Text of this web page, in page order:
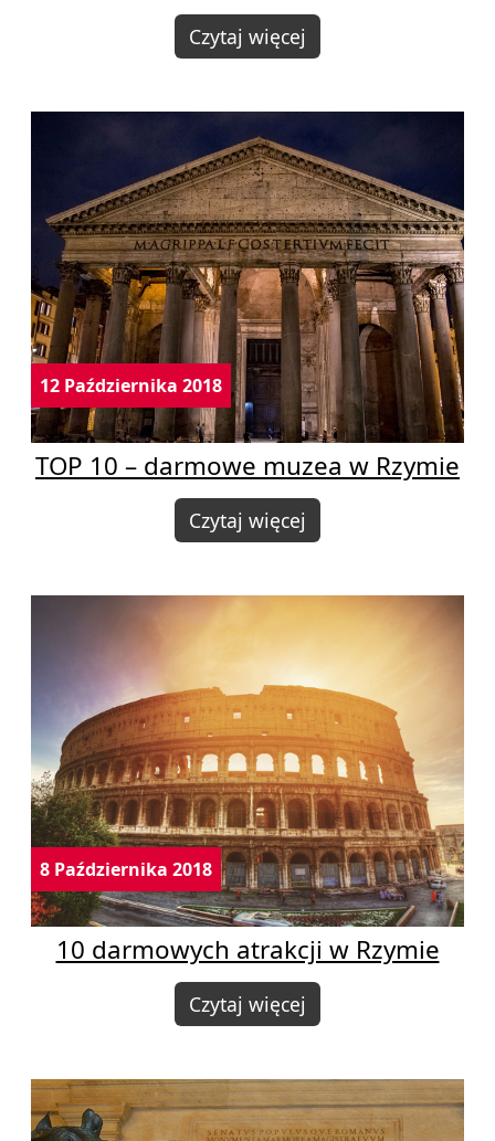
Czytaj więcej
12 Października 2018
TOP 10 – darmowe muzea w Rzymie
Czytaj więcej
8 Października 2018
10 darmowych atrakcji w Rzymie
Czytaj więcej